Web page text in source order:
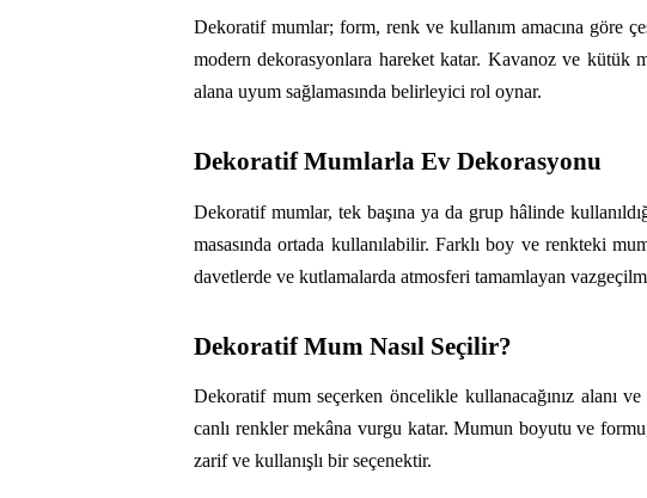
Dekoratif mumlar; form, renk ve kullanım amacına göre
modern dekorasyonlara hareket katar. Kavanoz ve
alana uyum sağlamasında belirleyici rol oynar.
Dekoratif Mumlarla Ev Dekorasyonu
Dekoratif mumlar, tek başına ya da grup hâlinde
masasında ortada kullanılabilir. Farklı boy ve renkteki
davetlerde ve kutlamalarda atmosferi tamamlayan
Dekoratif Mum Nasıl Seçilir?
Dekoratif mum seçerken öncelikle kullanacağınız alanı
canlı renkler mekâna vurgu katar. Mumun boyutu ve
zarif ve kullanışlı bir seçenektir.